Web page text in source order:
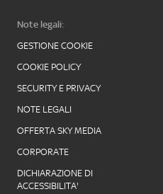
Note legali:
GESTIONE COOKIE
COOKIE POLICY
SECURITY E PRIVACY
NOTE LEGALI
OFFERTA SKY MEDIA
CORPORATE
DICHIARAZIONE DI
ACCESSIBILITA'